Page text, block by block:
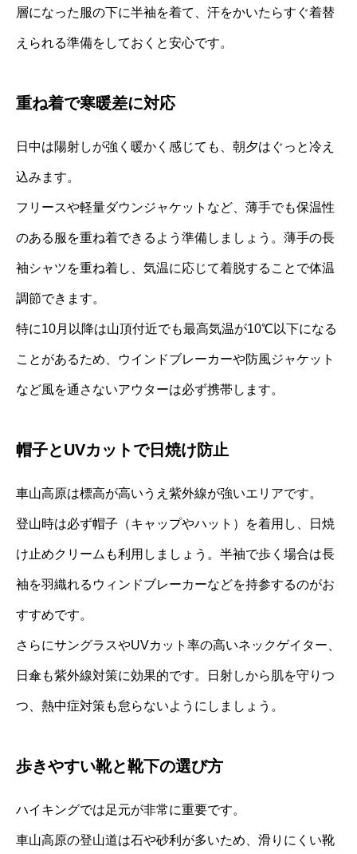
層になった服の下に半袖を着て、汗をかいたらすぐ着替
えられる準備をしておくと安心です。
重ね着で寒暖差に対応
日中は陽射しが強く暖かく感じても、朝夕はぐっと冷え
込みます。
フリースや軽量ダウンジャケットなど、薄手でも保温性
のある服を重ね着できるよう準備しましょう。薄手の長
袖シャツを重ね着し、気温に応じて着脱することで体温
調節できます。
特に10月以降は山頂付近でも最高気温が10℃以下になる
ことがあるため、ウインドブレーカーや防風ジャケット
など風を通さないアウターは必ず携帯します。
帽子とUVカットで日焼け防止
車山高原は標高が高いうえ紫外線が強いエリアです。
登山時は必ず帽子（キャップやハット）を着用し、日焼
け止めクリームも利用しましょう。半袖で歩く場合は長
袖を羽織れるウィンドブレーカーなどを持参するのがお
すすめです。
さらにサングラスやUVカット率の高いネックゲイター、
日傘も紫外線対策に効果的です。日射しから肌を守りつ
つ、熱中症対策も怠らないようにしましょう。
歩きやすい靴と靴下の選び方
ハイキングでは足元が非常に重要です。
車山高原の登山道は石や砂利が多いため、滑りにくい靴